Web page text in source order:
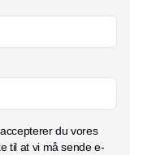
du vores
til at vi må sende e-